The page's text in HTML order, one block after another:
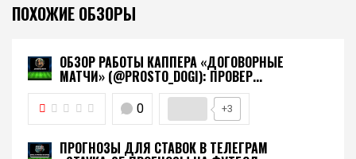
ПОХОЖИЕ ОБЗОРЫ
ОБЗОР РАБОТЫ КАППЕРА «ДОГОВОРНЫЕ
МАТЧИ» (@PROSTO_DOGI): ПРОВЕР...
0 +3
ПРОГНОЗЫ ДЛЯ СТАВОК В ТЕЛЕГРАМ